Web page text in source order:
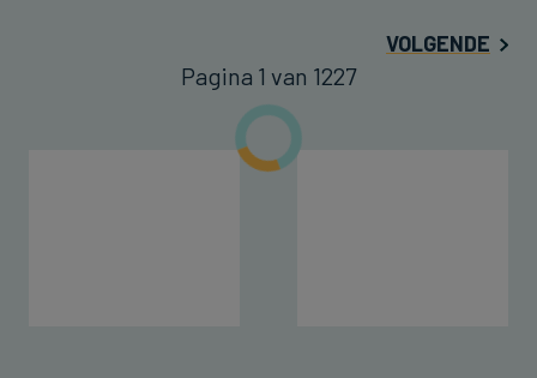
VOLGENDE
Pagina 1 van 1227